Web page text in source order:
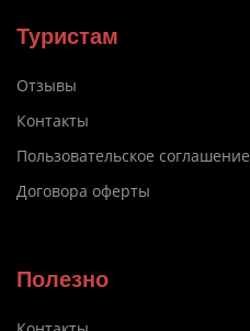
Туристам
Отзывы
Контакты
Пользовательское соглашение
Договора оферты
Полезно